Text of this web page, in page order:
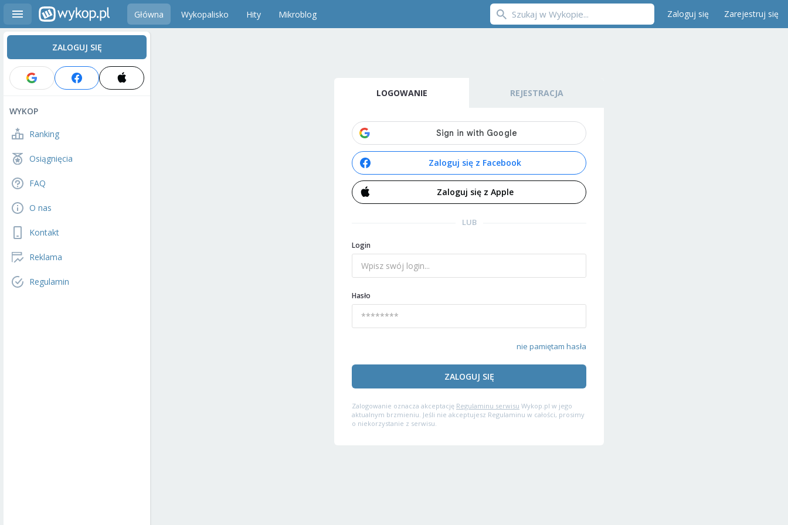
Główna Wykopalisko Hity Mikroblog Zaloguj się Zarejestruj się
ZALOGUJ SIĘ
WYKOP
Ranking
Osiągnięcia
FAQ
O nas
Kontakt
Reklama
Regulamin
LOGOWANIE REJESTRACJA
Zaloguj się z Facebook
Zaloguj się z Apple
LUB
Login
Hasło
nie pamiętam hasła
ZALOGUJ SIĘ
Zalogowanie oznacza akceptację Regulaminu serwisu Wykop.pl w jego
aktualnym brzmieniu. Jeśli nie akceptujesz Regulaminu w całości, prosimy
o niekorzystanie z serwisu.